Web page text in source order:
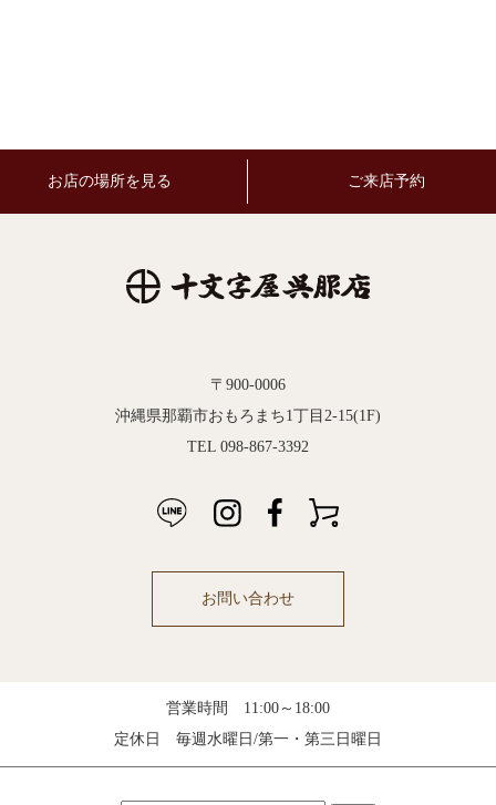
お店の場所を見る ご来店予約
〒900-0006
沖縄県那覇市おもろまち1丁目2-15(1F)
TEL 098-867-3392
お問い合わせ
営業時間 11:00～18:00
定休日 毎週水曜日/第一・第三日曜日